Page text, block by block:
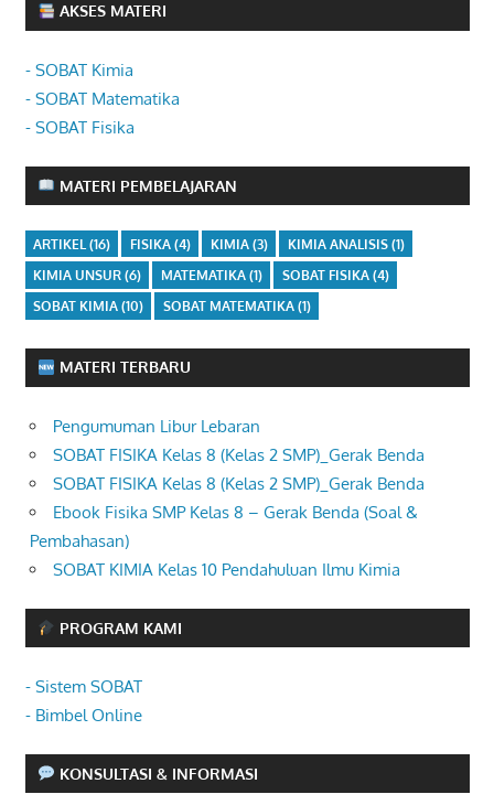
AKSES MATERI
- SOBAT Kimia
- SOBAT Matematika
- SOBAT Fisika
MATERI PEMBELAJARAN
ARTIKEL (16) FISIKA(4) KIMIA(3) KIMIA ANALISIS(1)
KIMIA UNSUR(6) MATEMATIKA(1) SOBAT FISIKA(4)
SOBAT KIMIA(10) SOBAT MATEMATIKA(1)
MATERI TERBARU
Pengumuman Libur Lebaran
SOBAT FISIKA Kelas 8 (Kelas 2 SMP)_Gerak Benda
SOBAT FISIKA Kelas 8 (Kelas 2 SMP)_Gerak Benda
Ebook Fisika SMP Kelas 8 – Gerak Benda (Soal &
Pembahasan)
SOBAT KIMIA Kelas 10 Pendahuluan Ilmu Kimia
PROGRAM KAMI
- Sistem SOBAT
- Bimbel Online
KONSULTASI & INFORMASI